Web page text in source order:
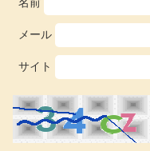
名前
メール
サイト